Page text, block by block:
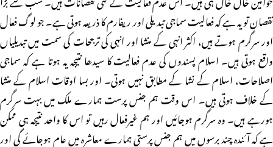
نقصان تو یہ ہے کہ فعالیت سماجی تبدیلی اور ریفارم کا ذریعہ ہوتی ہے۔ جو لوگ فعال
اور سرگرم ہوتے ہیں، اکثر انہی کے منشا اور انہی کی ترجحات کی سمت میں تبدیلیاں
واقع ہوتی ہیں۔ اسلام پسندوں کی عدم فعالیت کا سیدھا نتیجہ یہ ہوتا ہے کہ سماجی
اصلاحات، اسلام کے نشا کے مطابق نہیں ہوتی۔ اور بسا اوقات اسلام کے منشا
کے خلاف ہوتی ہیں۔ اس وقت ہم جنس پرست ہمارے ملک میں بہت سرگرم
ہورہے ہیں۔ وہ سرگرم ہوجائیں اور ہم غیرفعال رہیں تو اس کا واحد نتیجہ ہی ممکن
ہے کہ آئندہ چند برسوں میں ہم جنس پرستی ہمارے معاشرہ میں عام ہوجائے گی اور